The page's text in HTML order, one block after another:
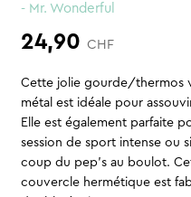
- Mr. Wonderful
24,90 CHF
Cette jolie gourde/thermos
métal est idéale pour
Elle est également parfaite
session de sport intense ou
coup du pep’s au boulot.
couvercle hermétique est